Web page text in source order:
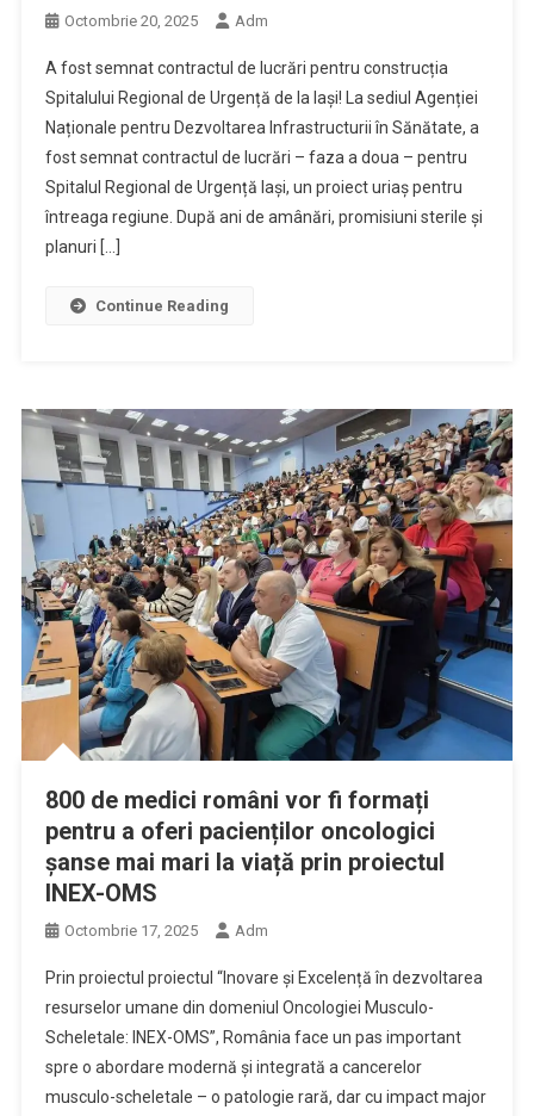
Octombrie 20, 2025 Adm
A fost semnat contractul de lucrări pentru construcția
Spitalului Regional de Urgență de la Iași! La sediul Agenției
Naționale pentru Dezvoltarea Infrastructurii în Sănătate, a
fost semnat contractul de lucrări – faza a doua – pentru
Spitalul Regional de Urgență Iași, un proiect uriaș pentru
întreaga regiune. După ani de amânări, promisiuni sterile și
planuri […]
Continue Reading
800 de medici români vor fi formați
pentru a oferi pacienților oncologici
șanse mai mari la viață prin proiectul
INEX-OMS
Octombrie 17, 2025 Adm
Prin proiectul proiectul “Inovare și Excelență în dezvoltarea
resurselor umane din domeniul Oncologiei Musculo-
Scheletale: INEX-OMS”, România face un pas important
spre o abordare modernă și integrată a cancerelor
musculo-scheletale – o patologie rară, dar cu impact major